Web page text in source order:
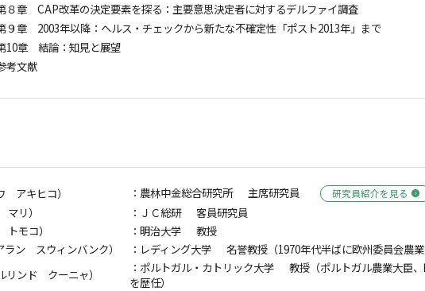
８章 CAP改革の決定要素を探る：主要意思決定者に対するデルファイ調査
９章 2003年以降：ヘルス・チェックから新たな不確定性「ポスト2013年」まで
10章 結論：知見と展望
考文献
アキヒコ） ：農林中金総合研究所 主席研究員 研究員紹介を見る
リ）
：ＪＣ総研 客員研究員
モコ）
：明治大学 教授
ン スウィンバンク）
：レディング大学 名誉教授（1970年代半ばに欧州委員会農業
ンド クーニャ）
：ポルトガル・カトリック大学 教授（ポルトガル農業大臣
を歴任）